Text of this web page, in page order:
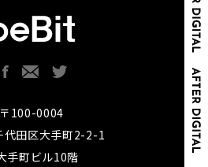
〒100-0004
代田区大手町2-2-1
手町ビル10階